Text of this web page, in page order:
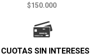
$150.000
SIN INTERESES